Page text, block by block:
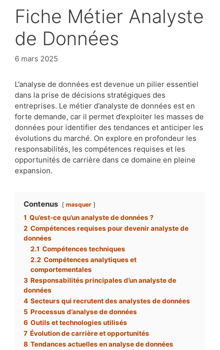
Fiche Métier Analyste
de Données
6 mars 2025
L’analyse de données est devenue un pilier essentiel
dans la prise de décisions stratégiques des
entreprises. Le métier d’analyste de données est en
forte demande, car il permet d’exploiter les masses de
données pour identifier des tendances et anticiper les
évolutions du marché. On explore en profondeur les
responsabilités, les compétences requises et les
opportunités de carrière dans ce domaine en pleine
expansion.
Contenus masquer
1 Qu’est-ce qu’un analyste de données ?
2 Compétences requises pour devenir analyste de
données
2.1 Compétences techniques
2.2 Compétences analytiques et
comportementales
3 Responsabilités principales d’un analyste de
données
4 Secteurs qui recrutent des analystes de données
5 Processus d’analyse de données
6 Outils et technologies utilisés
7 Évolution de carrière et opportunités
8 Tendances actuelles en analyse de données